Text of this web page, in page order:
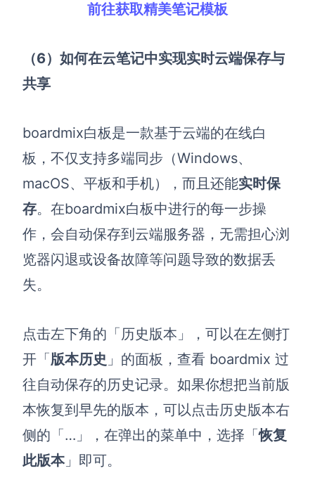
前往获取精美笔记模板
（6）如何在云笔记中实现实时云端保存与
共享
boardmix白板是一款基于云端的在线白
板，不仅支持多端同步（Windows、
macOS、平板和手机） ，而且还能实时保
存。在boardmix白板中进行的每一步操
作，会自动保存到云端服务器，无需担心浏
览器闪退或设备故障等问题导致的数据丢
失。
点击左下角的「历史版本」，可以在左侧打
开「 版本历史 」的面板，查看 boardmix 过
往自动保存的历史记录。如果你想把当前版
本恢复到早先的版本，可以点击历史版本右
侧的「…」，在弹出的菜单中，选择「恢复
此版本」即可。